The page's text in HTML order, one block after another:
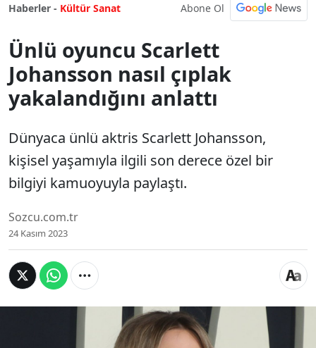
Haberler - Kültür Sanat Abone Ol
Ünlü oyuncu Scarlett
Johansson nasıl çıplak
yakalandığını anlattı
Dünyaca ünlü aktris Scarlett Johansson,
kişisel yaşamıyla ilgili son derece özel bir
bilgiyi kamuoyuyla paylaştı.
Sozcu.com.tr
24 Kasım 2023